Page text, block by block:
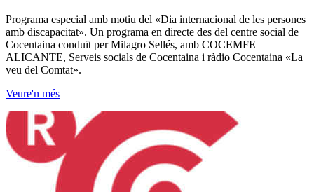
Programa especial amb motiu del «Dia internacional de les persones
amb discapacitat». Un programa en directe des del centre social de
Cocentaina conduït per Milagro Sellés, amb COCEMFE
ALICANTE, Serveis socials de Cocentaina i ràdio Cocentaina «La
veu del Comtat».
Veure'n més